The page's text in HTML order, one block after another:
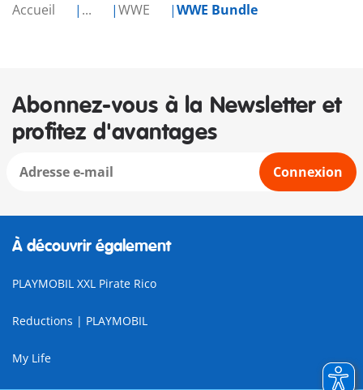
Accueil ... WWE WWE Bundle
Abonnez-vous à la Newsletter et
profitez d'avantages
Connexion
À découvrir également
PLAYMOBIL XXL Pirate Rico
Reductions | PLAYMOBIL
My Life